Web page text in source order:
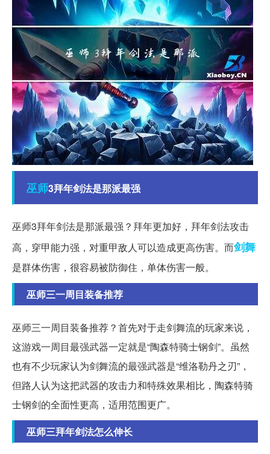
巫师3拜年剑法是那派最强
巫师3拜年剑法是那派最强？拜年更加好，拜年剑法攻击
高，穿甲能力强，对重甲敌人可以造成更高伤害。而剑舞
是群体伤害，很容易被防御住，单体伤害一般。
巫师三一周目装备推荐
巫师三一周目装备推荐？首先对于走剑舞流的玩家来说，
这游戏一周目最强武器一定就是“陶森特骑士钢剑”。虽然
也有不少玩家认为剑舞流的最强武器是“维洛勒丹之刃”，
但路人认为这把武器的攻击力和特殊效果相比，陶森特骑
士钢剑的全面性更高，适用范围更广。
巫师三拜年剑法怎么伸长